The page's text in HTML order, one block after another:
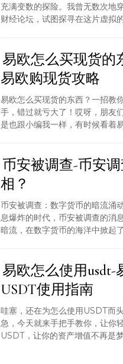
充满变数的探险。我曾无数次地
财经论坛，试图探寻在这片虚拟
易欧怎么买现货的
易欧购现货攻略
易欧怎么买现货的东西？一招教
手，错过就亏大了！哎呀，朋友
是也跟小编我一样，有时候看着
币安被调查-币安
相？
币安被调查：数字货币的暗流涌
息爆炸的时代，币安被调查的消
暗流，在数字货币的海洋中掀起
易欧怎么使用usdt-
USDT使用指南
哇塞，还在为怎么使用USDT而
急，今天就来手把手教你，让你
USDT，让你的资产增值不再是